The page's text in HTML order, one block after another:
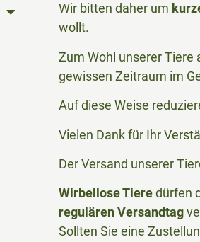
Wir bitten daher um
wollt.
Zum Wohl unserer
gewissen Zeitraum im
Auf diese Weise
Vielen Dank für Ihr
Der Versand unserer
Wirbellose Tieredürfen
regulären Versandtag
Sollten Sie eine